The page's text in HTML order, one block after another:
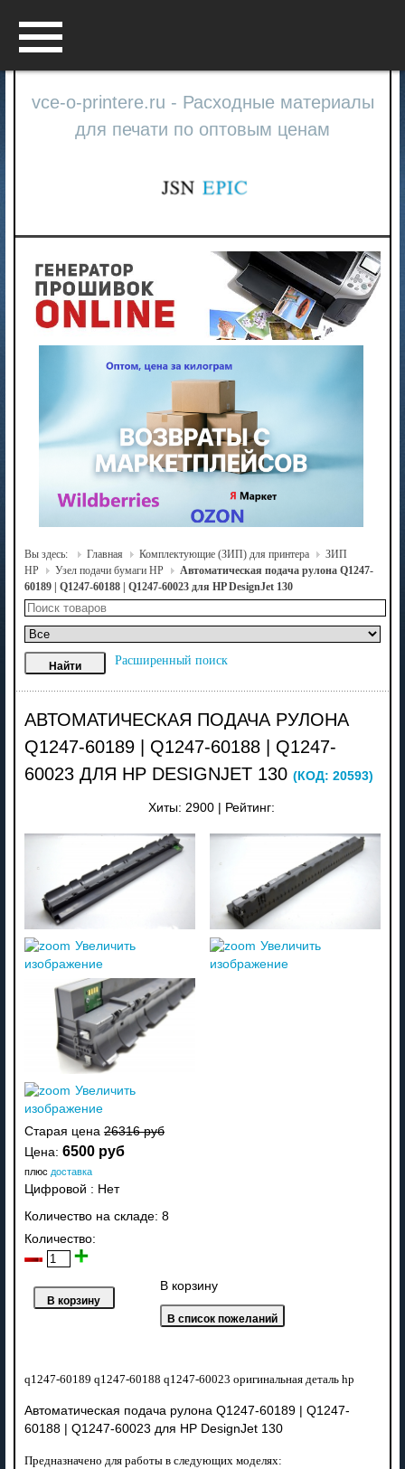
vce-o-printere.ru - Расходные материалы
для печати по оптовым ценам
Вы здесь: Главная Комплектующие (ЗИП) для принтера
ЗИП
HP
Узел подачи бумаги HP
Автоматическая подача рулона Q1247-
60189 | Q1247-60188 | Q1247-60023 для HP DesignJet 130
Расширенный поиск
АВТОМАТИЧЕСКАЯ ПОДАЧА РУЛОНА
Q1247-60189 | Q1247-60188 | Q1247-
60023 ДЛЯ HP DESIGNJET 130 (КОД: 20593)
Хиты: 2900 Рейтинг:
Увеличить
изображение
Увеличить
изображение
Увеличить
изображение
Старая цена 26316 руб
Цена: 6500 руб
плюс доставка
Цифровой : Нет
Количество на складе: 8
Количество:
В корзину
q1247-60189 q1247-60188 q1247-60023 оригинальная деталь hp
Автоматическая подача рулона Q1247-60189 | Q1247-
60188 | Q1247-60023 для HP DesignJet 130
Предназначено для работы в следующих моделях: